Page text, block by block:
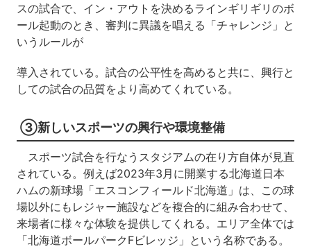
スの試合で、イン・アウトを決めるラインギリギリのボ
ール起動のとき、審判に異議を唱える「チャレンジ」と
いうルールが
導入されている。試合の公平性を高めると共に、興行と
しての試合の品質をより高めてくれている。
③新しいスポーツの興行や環境整備
スポーツ試合を行なうスタジアムの在り方自体が見直
されている。例えば2023年3月に開業する北海道日本
ハムの新球場「エスコンフィールド北海道」は、この球
場以外にもレジャー施設などを複合的に組み合わせて、
来場者に様々な体験を提供してくれる。エリア全体では
「北海道ボールパークFビレッジ」という名称である。